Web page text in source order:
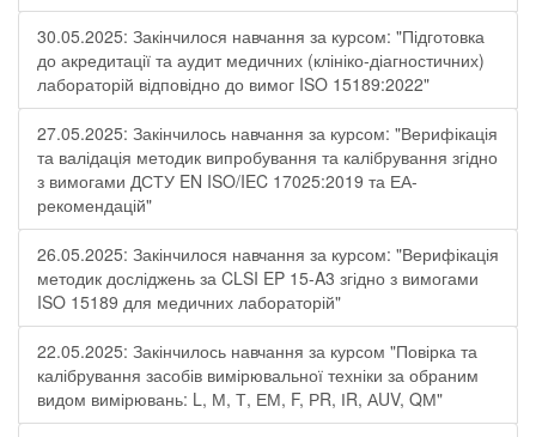
30.05.2025: Закінчилося навчання за курсом: "Підготовка
до акредитації та аудит медичних (клініко-діагностичних)
лабораторій відповідно до вимог ISO 15189:2022"
27.05.2025: Закінчилось навчання за курсом: "Верифікація
та валідація методик випробування та калібрування згідно
з вимогами ДСТУ EN ISO/IEC 17025:2019 та ЕА-
рекомендацій"
26.05.2025: Закінчилося навчання за курсом: "Верифікація
методик досліджень за CLSI EP 15-A3 згідно з вимогами
ISO 15189 для медичних лабораторій"
22.05.2025: Закінчилось навчання за курсом "Повірка та
калібрування засобів вимірювальної техніки за обраним
видом вимірювань: L, М, Т, ЕМ, F, РR, ІR, АUV, QМ"